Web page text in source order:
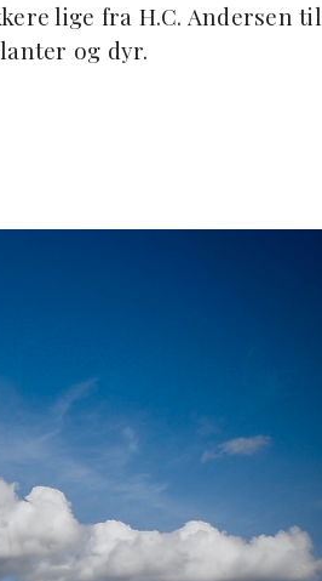
lige fra H.C. Andersen til
og dyr.